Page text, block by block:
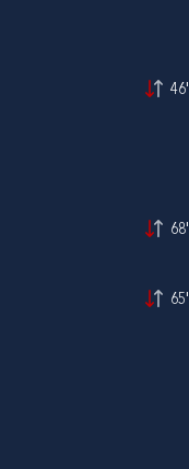
46'
68'
65'